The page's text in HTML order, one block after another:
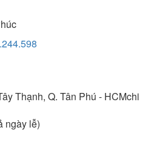
Thạnh, Q. Tân Phú - HCMchi
ngày lễ)